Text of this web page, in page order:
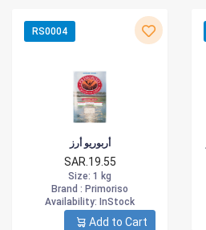
RS0004
أربوريو أرز
SAR.19.55
Size: 1 kg
Brand : Primoriso
Availability: InStock
Add to Cart